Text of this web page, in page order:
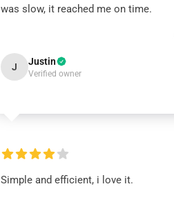
was slow, it reached me on time.
J Justin
Verified owner
Simple and efficient, i love it.